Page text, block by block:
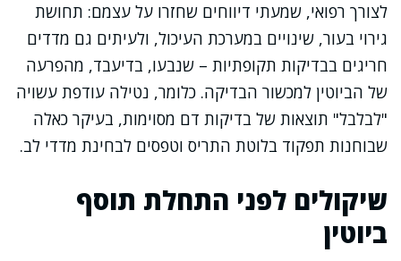
לצורך רפואי, שמעתי דיווחים שחזרו על עצמם: תחושת
גירוי בעור, שינויים במערכת העיכול, ולעיתים גם מדדים
חריגים בבדיקות תקופתיות – שנבעו, בדיעבד, מהפרעה
של הביוטין למכשור הבדיקה. כלומר, נטילה עודפת עשויה
"לבלבל" תוצאות של בדיקות דם מסוימות, בעיקר כאלה
שבוחנות תפקוד בלוטת התריס וטפסים לבחינת מדדי לב.
שיקולים לפני התחלת תוסף
ביוטין